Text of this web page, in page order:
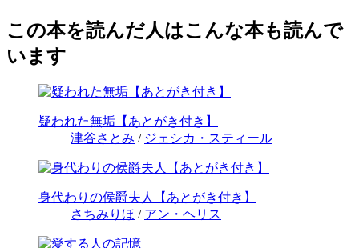
この本を読んだ人はこんな本も読んで
います
疑われた無垢【あとがき付き】
津谷さとみ / ジェシカ・スティール
身代わりの侯爵夫人【あとがき付き】
さちみりほ / アン・ヘリス